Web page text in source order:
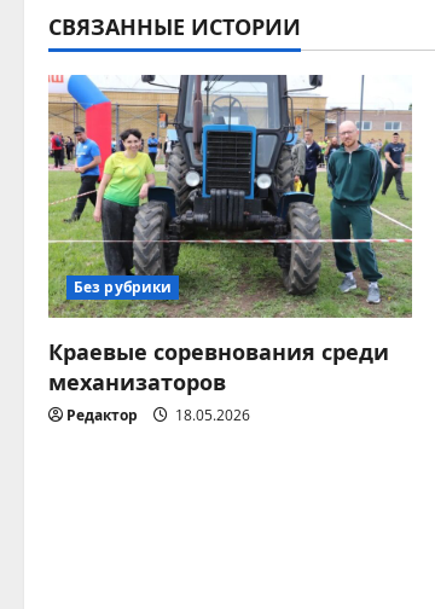
и
г
а
ц
и
я
п
о
з
СВЯЗАННЫЕ ИСТОРИИ
Без рубрики
Краевые соревнования среди
механизаторов
Редактор 18.05.2026